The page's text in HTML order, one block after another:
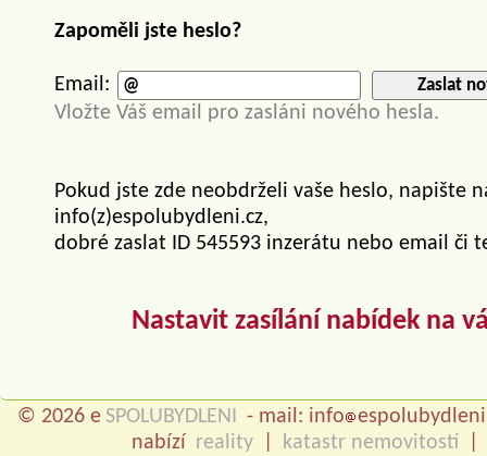
Zapoměli jste heslo?
Email: Zaslat
Vložte Váš email pro zasláni nového hesla.
Pokud jste zde neobdrželi vaše heslo, napište
info(z)espolubydleni.cz,
dobré zaslat ID 545593 inzerátu nebo email či
Nastavit zasílání nabídek na
© 2026 e SPOLUBYDLENI - mail: info
nabízí reality katastr nemovitostí